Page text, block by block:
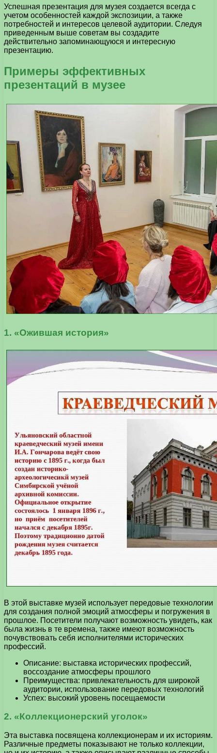
Успешная презентация для музея создается всегда с
учетом особенностей каждой экспозиции, а также
потребностей и интересов целевой аудитории. Следуя
приведенным выше советам вы создадите
действительно запоминающуюся и интересную
презентацию.
Примеры эффективных
презентаций в музее
1. «Ожившая история»
В этой выставке музей использует передовые технологии
для создания полной эмоций атмосферы и погружения в
прошлое. Посетители получают возможность увидеть, как
была жизнь в те времена, также имеют возможность
почувствовать себя исполнителями исторических
профессий.
Описание: выставка исторических профессий,
воссоздание атмосферы прошлого
Преимущества: привлекательность для широкой
аудитории, использование передовых технологий
Успех: высокий уровень посещаемости
2. «Коллекционерский уголок»
Эта выставка посвящена коллекционерам и их историям.
Различные предметы показывают не только коллекции,